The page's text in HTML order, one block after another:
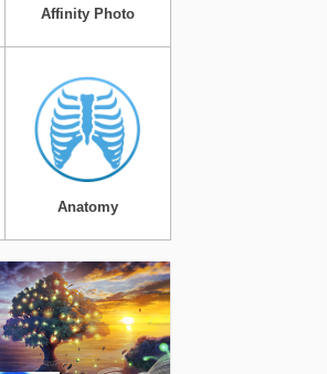
Affinity Photo
Anatomy